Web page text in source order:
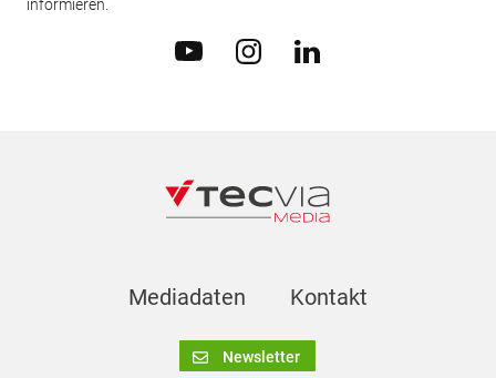
informieren.
Mediadaten Kontakt
Newsletter